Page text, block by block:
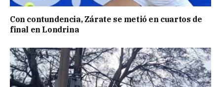
Con contundencia, Zárate se metió en cuartos de
final en Londrina